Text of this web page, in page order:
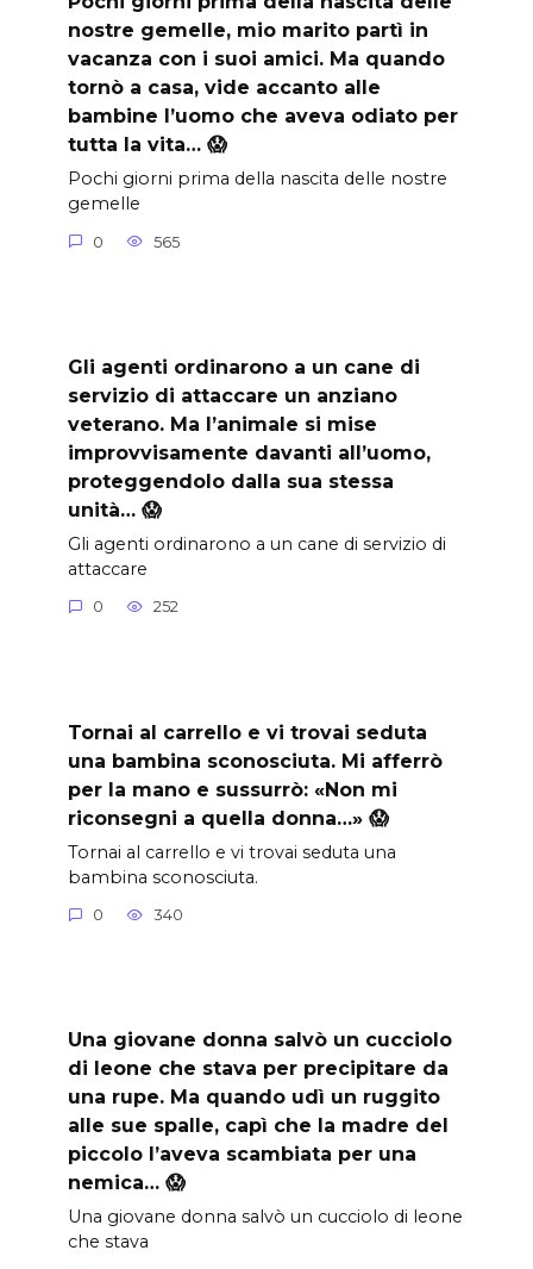
nostre gemelle, mio marito partì in
vacanza con i suoi amici. Ma quando
tornò a casa, vide accanto alle
bambine l’uomo che aveva odiato per
tutta la vita… 😱
Pochi giorni prima della nascita delle nostre
gemelle
0 565
Gli agenti ordinarono a un cane di
servizio di attaccare un anziano
veterano. Ma l’animale si mise
improvvisamente davanti all’uomo,
proteggendolo dalla sua stessa
unità… 😱
Gli agenti ordinarono a un cane di servizio di
attaccare
0 252
Tornai al carrello e vi trovai seduta
una bambina sconosciuta. Mi afferrò
per la mano e sussurrò: «Non mi
riconsegni a quella donna…» 😱
Tornai al carrello e vi trovai seduta una
bambina sconosciuta.
0 340
Una giovane donna salvò un cucciolo
di leone che stava per precipitare da
una rupe. Ma quando udì un ruggito
alle sue spalle, capì che la madre del
piccolo l’aveva scambiata per una
nemica… 😱
Una giovane donna salvò un cucciolo di leone
che stava